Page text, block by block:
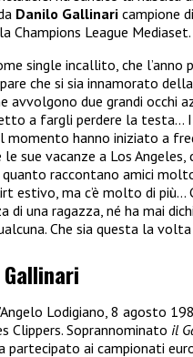
Danilo Gallinari campione
Champions League Mediaset.
single incallito, che l’anno
che si sia innamorato
avvolgono due grandi occhi
a fargli perdere la testa…
momento hanno iniziato a
le sue vacanze a Los
raccontano amici
estivo, ma c’è molto di
di una ragazza, né ha mai
Che sia questa la volta
Lodigiano, 8 agosto
Clippers. Soprannominato il
partecipato ai campionati